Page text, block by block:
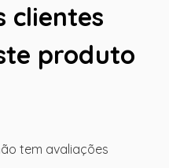
clientes
produto
tem avaliações